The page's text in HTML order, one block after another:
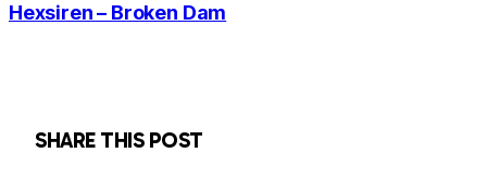
Hexsiren – Broken Dam
SHARE THIS POST